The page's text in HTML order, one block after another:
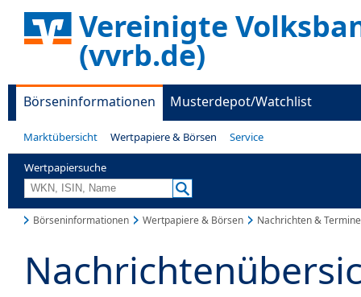
Vereinigte
(vvrb.de)
Börseninformationen Musterdepot/Watchlist
Marktübersicht Wertpapiere & Börsen Service
Wertpapiersuche
Börseninformationen Wertpapiere & Börsen Nachrichten & Termine